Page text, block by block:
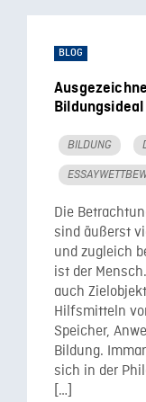
BLOG
BILDUNG
Die
sind äußerst
und zugleich
ist der
auch
Hilfsmitteln
Speicher,
Bildung.
sich in der
[…]